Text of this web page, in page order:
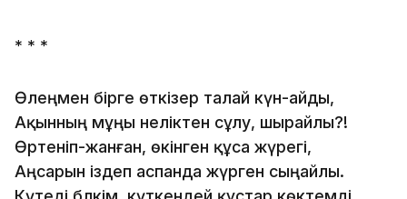
* * *
Өлеңмен бірге өткізер талай күн-айды,
Ақынның мұңы неліктен сұлу, шырайлы?!
Өртеніп-жанған, өкінген құса жүрегі,
Аңсарын іздеп аспанда жүрген сыңайлы.